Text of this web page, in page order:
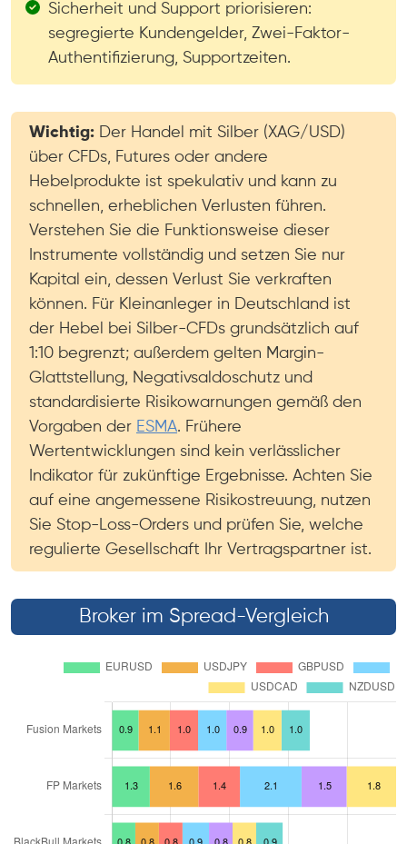
Sicherheit und Support priorisieren:
segregierte Kundengelder, Zwei-Faktor-
Authentifizierung, Supportzeiten.
Wichtig: Der Handel mit Silber (XAG/USD)
über CFDs, Futures oder andere
Hebelprodukte ist spekulativ und kann zu
schnellen, erheblichen Verlusten führen.
Verstehen Sie die Funktionsweise dieser
Instrumente vollständig und setzen Sie nur
Kapital ein, dessen Verlust Sie verkraften
können. Für Kleinanleger in Deutschland ist
der Hebel bei Silber-CFDs grundsätzlich auf
1:10 begrenzt; außerdem gelten Margin-
Glattstellung, Negativsaldoschutz und
standardisierte Risikowarnungen gemäß den
Vorgaben der ESMA. Frühere
Wertentwicklungen sind kein verlässlicher
Indikator für zukünftige Ergebnisse. Achten Sie
auf eine angemessene Risikostreuung, nutzen
Sie Stop-Loss-Orders und prüfen Sie, welche
regulierte Gesellschaft Ihr Vertragspartner ist.
Broker im Spread-Vergleich